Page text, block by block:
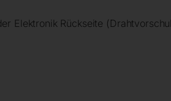
Elektronik Rückseite